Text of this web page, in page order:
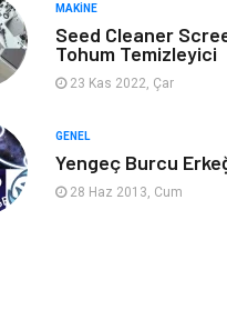
Kaçırmayın
beslenme Spor
MAKINE
Seed Cleaner
Tohum Temizleyici
23 Kas 2022, Çar
GENEL
Yengeç Burcu
28 Haz 2013, Cum